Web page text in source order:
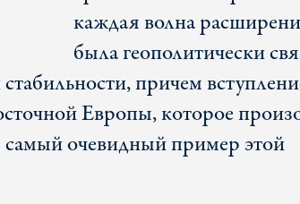
каждая волна
была геополитически
причем
Европы, которое
очевидный пример этой